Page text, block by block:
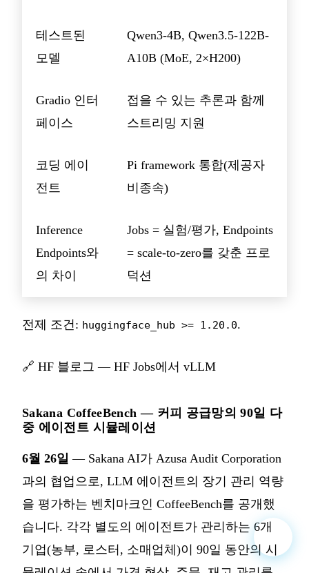
테스트된
모델
Qwen3-4B, Qwen3.5-122B-
A10B (MoE, 2×H200)
Gradio 인터
페이스
접을 수 있는 추론과 함께
스트리밍 지원
코딩 에이
전트
Pi framework 통합(제공자
비종속)
Inference
Endpoints와
의 차이
Jobs = 실험/평가, Endpoints
= scale-to-zero를 갖춘 프로
덕션
전제 조건: huggingface_hub >= 1.20.0.
🔗 HF 블로그 — HF Jobs에서 vLLM
Sakana CoffeeBench — 커피 공급망의 90일 다
중 에이전트 시뮬레이션
6월 26일 — Sakana AI가 Azusa Audit Corporation
과의 협업으로, LLM 에이전트의 장기 관리 역량
을 평가하는 벤치마크인 CoffeeBench를 공개했
습니다. 각각 별도의 에이전트가 관리하는 6개
기업(농부, 로스터, 소매업체)이 90일 동안의 시